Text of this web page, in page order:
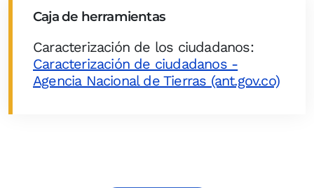
Caja de herramientas
Caracterización de los ciudadanos:
Caracterización de ciudadanos -
Agencia Nacional de Tierras (ant.gov.co)